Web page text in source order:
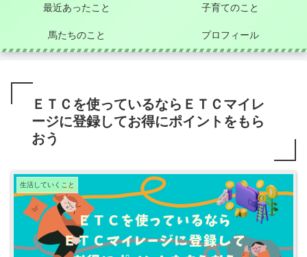
最近あったこと 子育てのこと
馬たちのこと プロフィール
ＥＴＣを使っているならＥＴＣマイレ
ージに登録してお得にポイントをもら
おう
生活していくこと